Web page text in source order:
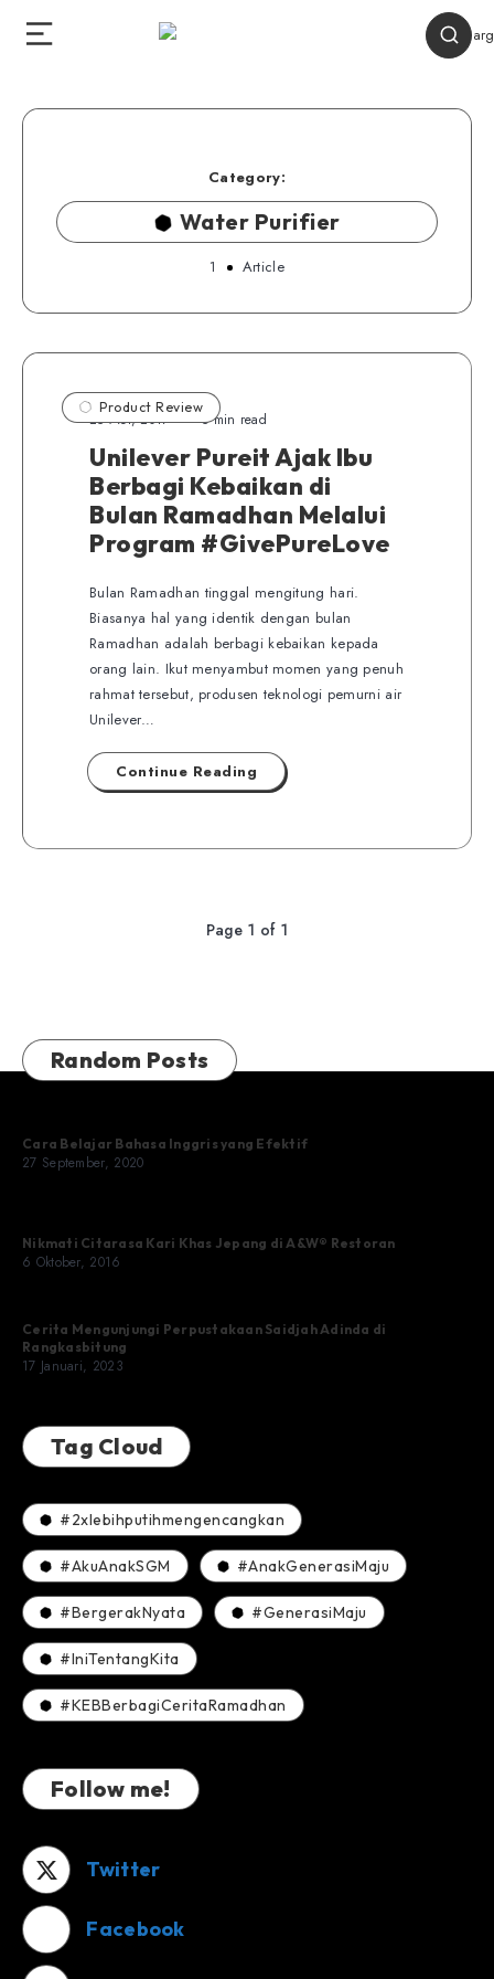
Category:
Water Purifier
1 Article
Product Review
25 Mei, 2017 5 min read
Unilever Pureit Ajak Ibu
Berbagi Kebaikan di
Bulan Ramadhan Melalui
Program #GivePureLove
Bulan Ramadhan tinggal mengitung hari.
Biasanya hal yang identik dengan bulan
Ramadhan adalah berbagi kebaikan kepada
orang lain. Ikut menyambut momen yang penuh
rahmat tersebut, produsen teknologi pemurni air
Unilever…
Continue Reading
Page 1 of 1
Random Posts
Cara Belajar Bahasa Inggris yang Efektif
27 September, 2020
Nikmati Citarasa Kari Khas Jepang di A&W® Restoran
6 Oktober, 2016
Cerita Mengunjungi Perpustakaan Saidjah Adinda di
Rangkasbitung
17 Januari, 2023
Tag Cloud
#2xlebihputihmengencangkan
#AkuAnakSGM #AnakGenerasiMaju
#BergerakNyata #GenerasiMaju
#IniTentangKita
#KEBBerbagiCeritaRamadhan
Follow me!
Twitter
Facebook